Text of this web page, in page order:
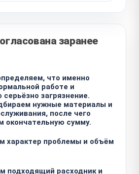
заранее
что именно
работе и
серьёзно загрязнение.
нужные материалы и
после чего
окончательную сумму.
характер проблемы и объём
подходящий расходник и